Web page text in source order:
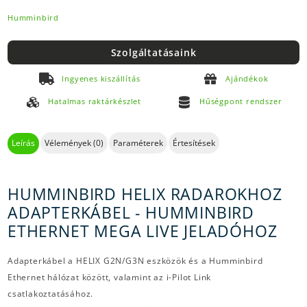
Humminbird
Szolgáltatásaink
Ingyenes kiszállítás Ajándékok
Hatalmas raktárkészlet Hűségpont rendszer
Leírás Vélemények (0) Paraméterek Értesítések
HUMMINBIRD HELIX RADAROKHOZ
ADAPTERKÁBEL - HUMMINBIRD
ETHERNET MEGA LIVE JELADÓHOZ
Adapterkábel a HELIX G2N/G3N eszközök és a Humminbird
Ethernet hálózat között, valamint az i-Pilot Link
csatlakoztatásához.